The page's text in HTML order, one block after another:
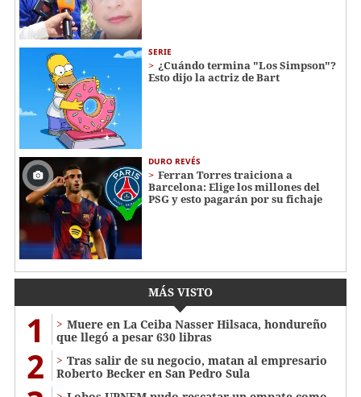
SERIE
¿Cuándo termina "Los Simpson"?
Esto dijo la actriz de Bart
DURO REVÉS
Ferran Torres traiciona a
Barcelona: Elige los millones del
PSG y esto pagarán por su fichaje
MÁS VISTO
1
Muere en La Ceiba Nasser Hilsaca, hondureño
que llegó a pesar 630 libras
2
Tras salir de su negocio, matan al empresario
Roberto Becker en San Pedro Sula